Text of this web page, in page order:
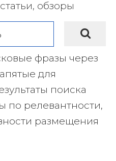
обзоры
фразы через
для
поиска
по релевантности,
размещения